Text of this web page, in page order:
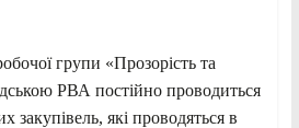
групи «Прозорість та
РВА постійно проводиться
закупівель, які проводяться в